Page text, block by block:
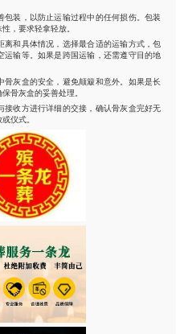
包装，以防止运输过程中的任何损伤。包装
，要求轻拿轻放。
离和具体情况，选择最合适的运输方式，包
运输等。如果是跨国运输，还需遵守目的地
骨灰盒的安全，避免颠簸和意外。如果是长
骨灰盒的妥善处理。
接收方进行详细的交接，确认骨灰盒完好无
仪式。